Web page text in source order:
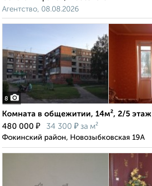
Агентство, 08.08.2026
8
Комната в общежитии, 14м², 2/5 этаж
480 000 ₽ 34 300 ₽ за м²
Фокинский район, Новозыбковская 19А